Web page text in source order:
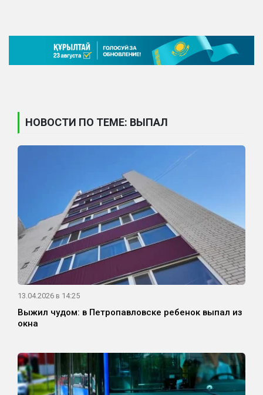
НОВОСТИ ПО ТЕМЕ: ВЫПАЛ
13.04.2026 в 14:25
Выжил чудом: в Петропавловске ребенок выпал из
окна